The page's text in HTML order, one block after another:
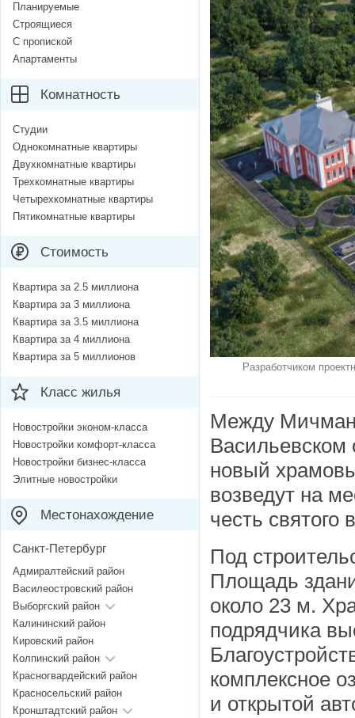
Разработчиком
Между
Васильевском
новый
возведут на
честь святого
Под
Площадь
около 23 м.
подрядчика
комплексное
и открытой
Планируемые
Строящиеся
С пропиской
Апартаменты
Комнатность
Студии
Однокомнатные квартиры
Двухкомнатные квартиры
Трехкомнатные квартиры
Четырехкомнатные квартиры
Пятикомнатные квартиры
Стоимость
Квартира за 2.5 миллиона
Квартира за 3 миллиона
Квартира за 3.5 миллиона
Квартира за 4 миллиона
Квартира за 5 миллионов
Класс жилья
Новостройки эконом-класса
Новостройки комфорт-класса
Новостройки бизнес-класса
Элитные новостройки
Местонахождение
Санкт-Петербург
Адмиралтейский район
Василеостровский район
Выборгский район
Калининский район
Кировский район
Колпинский район
Красногвардейский район
Красносельский район
Кронштадтский район